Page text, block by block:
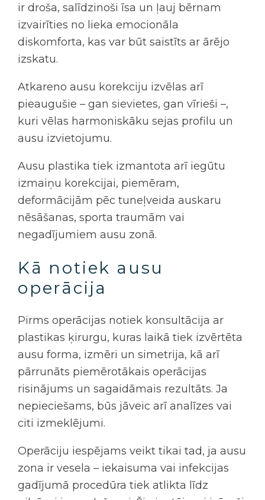
ir droša, salīdzinoši īsa un ļauj bērnam
izvairīties no lieka emocionāla
diskomforta, kas var būt saistīts ar ārējo
izskatu.
Atkareno ausu korekciju izvēlas arī
pieaugušie – gan sievietes, gan vīrieši –,
kuri vēlas harmoniskāku sejas profilu un
ausu izvietojumu.
Ausu plastika tiek izmantota arī iegūtu
izmaiņu korekcijai, piemēram,
deformācijām pēc tuneļveida auskaru
nēsāšanas, sporta traumām vai
negadījumiem ausu zonā.
Kā notiek ausu
operācija
Pirms operācijas notiek konsultācija ar
plastikas ķirurgu, kuras laikā tiek izvērtēta
ausu forma, izmēri un simetrija, kā arī
pārrunāts piemērotākais operācijas
risinājums un sagaidāmais rezultāts. Ja
nepieciešams, būs jāveic arī analīzes vai
citi izmeklējumi.
Operāciju iespējams veikt tikai tad, ja ausu
zona ir vesela – iekaisuma vai infekcijas
gadījumā procedūra tiek atlikta līdz